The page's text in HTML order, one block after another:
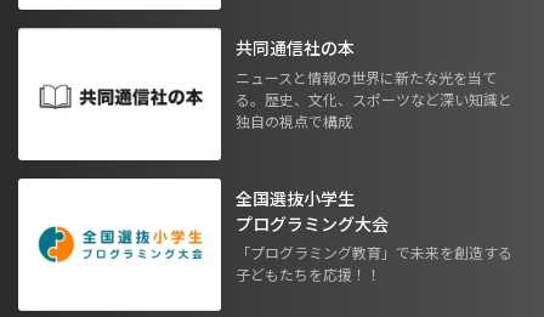
共同通信社の本
ニュースと情報の世界に新たな光を当て
る。歴史、文化、スポーツなど深い知識と
独自の視点で構成
全国選抜小学生
プログラミング大会
「プログラミング教育」で未来を創造する
子どもたちを応援！！